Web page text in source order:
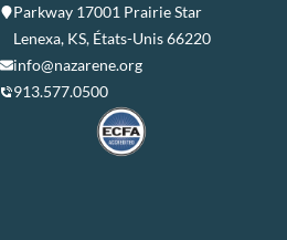
Parkway 17001 Prairie Star
Lenexa, KS, États-Unis 66220
info@nazarene.org
913.577.0500